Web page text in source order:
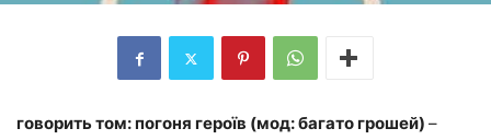
говорить том: погоня героїв (мод: багато грошей) –